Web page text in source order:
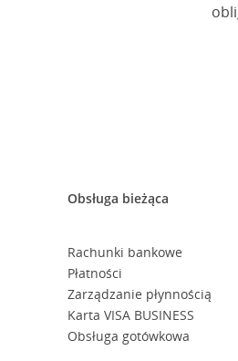
Obsługa bieżąca
Rachunki bankowe
Płatności
Zarządzanie płynnością
Karta VISA BUSINESS
Obsługa gotówkowa